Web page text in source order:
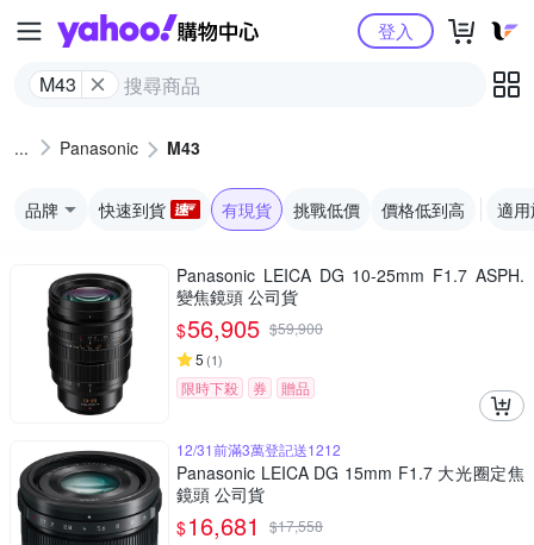
Yahoo購物中心
M43
登入
Panasonic M43
品牌 快速到貨 有現貨 挑戰低價 價格低到高 適
Panasonic LEICA DG 10-25mm F1.7 ASPH.
變焦鏡頭 公司貨
$56,905 $59,900
5 (1)
限時下殺 券 贈品
12/31前滿3萬登記送1212
Panasonic LEICA DG 15mm F1.7 大光圈定焦
鏡頭 公司貨
$16,681 $17,558